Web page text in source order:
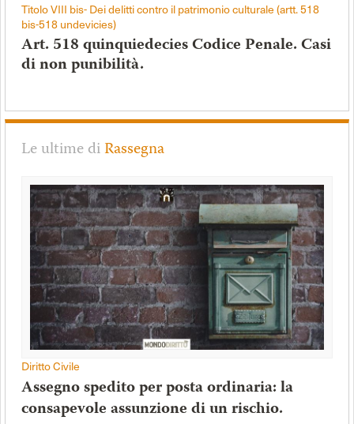
Titolo VIII bis- Dei delitti contro il patrimonio culturale (artt. 518
bis-518 undevicies)
Art. 518 quinquiedecies Codice Penale. Casi
di non punibilità.
Le ultime diRassegna
Diritto Civile
Assegno spedito per posta ordinaria: la
consapevole assunzione di un rischio.